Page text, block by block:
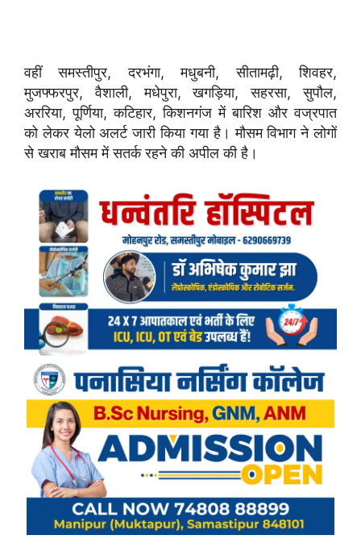
वहीं समस्तीपुर, दरभंगा, मधुबनी, सीतामढ़ी, शिवहर,
मुजफ्फरपुर, वैशाली, मधेपुरा, खगड़िया, सहरसा, सुपौल,
अररिया, पूर्णिया, कटिहार, किशनगंज में बारिश और वज्रपात
को लेकर येलो अलर्ट जारी किया गया है। मौसम विभाग ने लोगों
से खराब मौसम में सतर्क रहने की अपील की है।